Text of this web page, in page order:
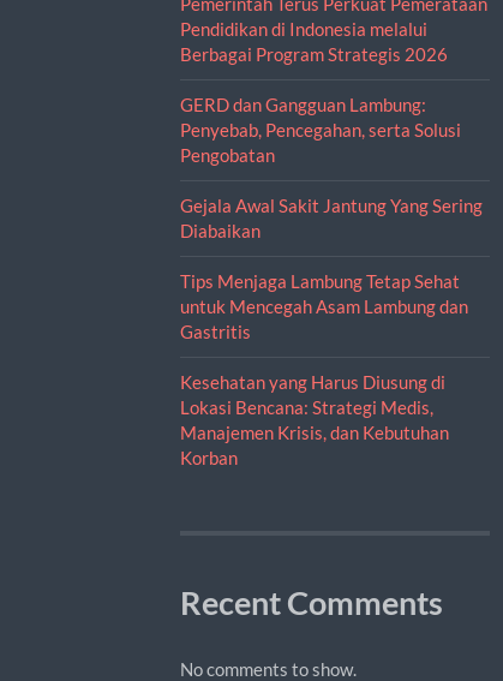
Pendidikan di Indonesia melalui
Berbagai Program Strategis 2026
GERD dan Gangguan Lambung:
Penyebab, Pencegahan, serta Solusi
Pengobatan
Gejala Awal Sakit Jantung Yang Sering
Diabaikan
Tips Menjaga Lambung Tetap Sehat
untuk Mencegah Asam Lambung dan
Gastritis
Kesehatan yang Harus Diusung di
Lokasi Bencana: Strategi Medis,
Manajemen Krisis, dan Kebutuhan
Korban
Recent Comments
No comments to show.